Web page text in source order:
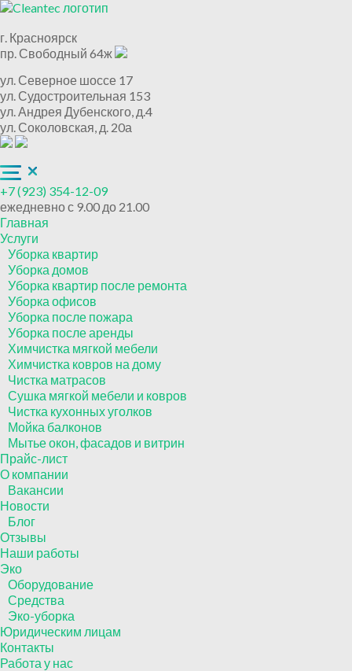
г. Красноярск
пр. Свободный 64ж
ул. Северное шоссе 17
ул. Судостроительная 153
ул. Андрея Дубенского, д.4
ул. Соколовская, д. 20а
+7 (923) 354-12-09
ежедневно с 9.00 до 21.00
Главная
Услуги
Уборка квартир
Уборка домов
Уборка квартир после ремонта
Уборка офисов
Уборка после пожара
Уборка после аренды
Химчистка мягкой мебели
Химчистка ковров на дому
Чистка матрасов
Сушка мягкой мебели и ковров
Чистка кухонных уголков
Мойка балконов
Мытье окон, фасадов и витрин
Прайс-лист
О компании
Вакансии
Новости
Блог
Отзывы
Наши работы
Эко
Оборудование
Средства
Эко-уборка
Юридическим лицам
Контакты
Работа у нас